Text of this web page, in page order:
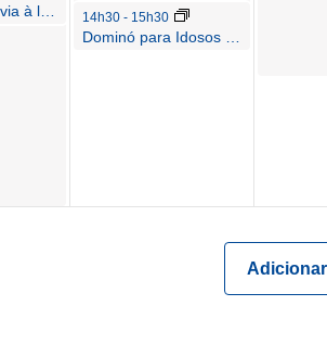
Reunião prévia à licitação ITB 2026-409-ND, Fase 3 das melhorias da Lincoln Road: Calçadão da Lincoln Road 14h30 - 15h30